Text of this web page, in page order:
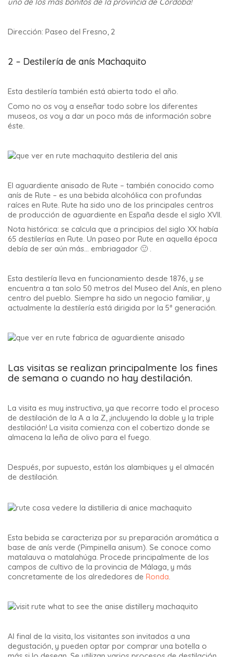
uno de los más bonitos de la provincia de Córdoba!
Dirección: Paseo del Fresno, 2
2 – Destilería de anís Machaquito
Esta destilería también está abierta todo el año.
Como no os voy a enseñar todo sobre los diferentes
museos, os voy a dar un poco más de información sobre
éste.
El aguardiente anisado de Rute – también conocido como
anís de Rute – es una bebida alcohólica con profundas
raíces en Rute. Rute ha sido uno de los principales centros
de producción de aguardiente en España desde el siglo XVII.
Nota histórica: se calcula que a principios del siglo XX había
65 destilerías en Rute. Un paseo por Rute en aquella época
debía de ser aún más… embriagador 🙂 .
Esta destilería lleva en funcionamiento desde 1876, y se
encuentra a tan solo 50 metros del Museo del Anís, en pleno
centro del pueblo. Siempre ha sido un negocio familiar, y
actualmente la destilería está dirigida por la 5ª generación.
Las visitas se realizan principalmente los fines
de semana o cuando no hay destilación.
La visita es muy instructiva, ya que recorre todo el proceso
de destilación de la A a la Z, ¡incluyendo la doble y la triple
destilación! La visita comienza con el cobertizo donde se
almacena la leña de olivo para el fuego.
Después, por supuesto, están los alambiques y el almacén
de destilación.
Esta bebida se caracteriza por su preparación aromática a
base de anís verde (Pimpinella anisum). Se conoce como
matalauva o matalahúga. Procede principalmente de los
campos de cultivo de la provincia de Málaga, y más
concretamente de los alrededores de Ronda.
Al final de la visita, los visitantes son invitados a una
degustación, y pueden optar por comprar una botella o